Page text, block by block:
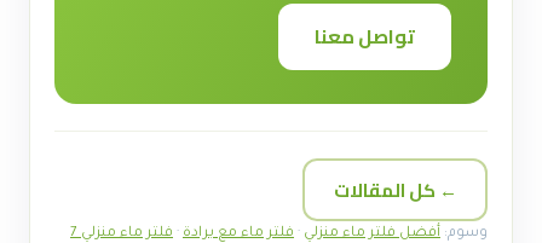
تواصل معنا
← كل المقالات
وسوم: أفضل فلتر ماء منزلي · فلتر ماء مع برادة ·
فلتر ماء منزلي 7